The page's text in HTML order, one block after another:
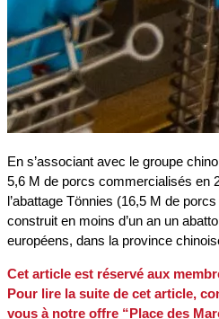
En s’associant avec le groupe
5,6 M de porcs commercialisés en
l’abattage Tönnies (16,5 M de
construit en moins d’un an un
européens, dans la province
Cet article est réservé aux
Pour lire la suite de cet article,
vous à notre offre “Place des